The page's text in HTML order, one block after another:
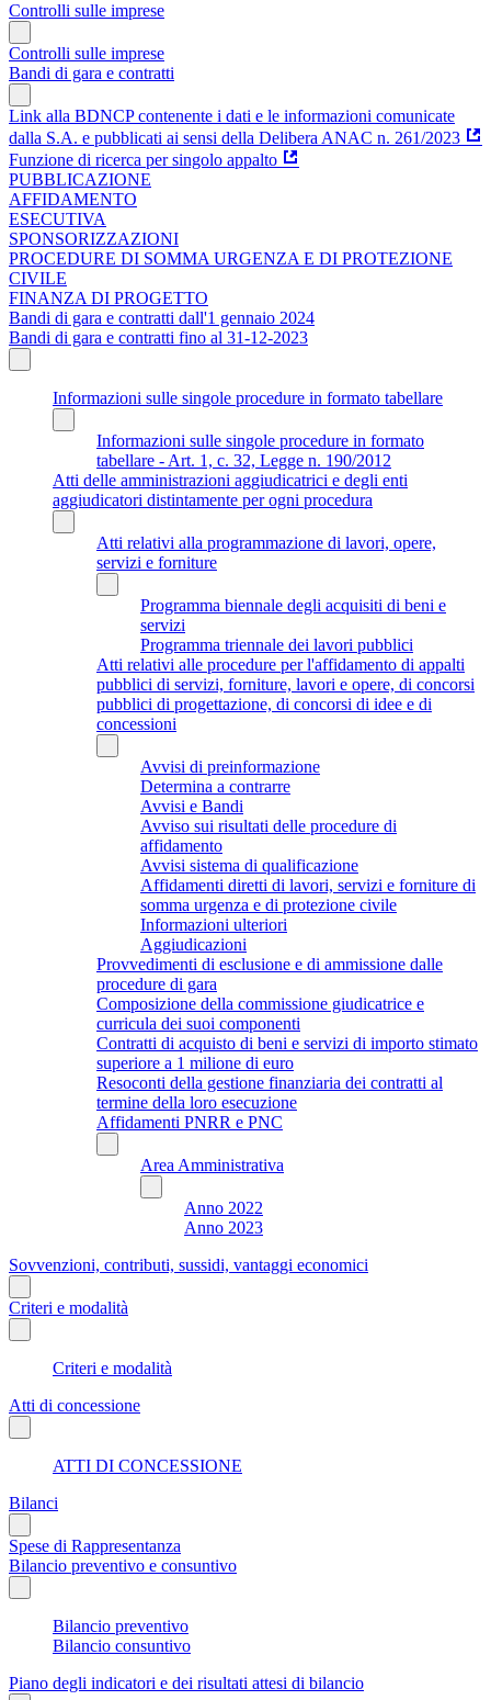
Controlli sulle imprese
Controlli sulle imprese
Bandi di gara e contratti
Link alla BDNCP contenente i dati e le informazioni comunicate
dalla S.A. e pubblicati ai sensi della Delibera ANAC n. 261/2023
Funzione di ricerca per singolo appalto
PUBBLICAZIONE
AFFIDAMENTO
ESECUTIVA
SPONSORIZZAZIONI
PROCEDURE DI SOMMA URGENZA E DI PROTEZIONE
CIVILE
FINANZA DI PROGETTO
Bandi di gara e contratti dall'1 gennaio 2024
Bandi di gara e contratti fino al 31-12-2023
Informazioni sulle singole procedure in formato tabellare
Informazioni sulle singole procedure in formato
tabellare - Art. 1, c. 32, Legge n. 190/2012
Atti delle amministrazioni aggiudicatrici e degli enti
aggiudicatori distintamente per ogni procedura
Atti relativi alla programmazione di lavori, opere,
servizi e forniture
Programma biennale degli acquisiti di beni e
servizi
Programma triennale dei lavori pubblici
Atti relativi alle procedure per l'affidamento di appalti
pubblici di servizi, forniture, lavori e opere, di concorsi
pubblici di progettazione, di concorsi di idee e di
concessioni
Avvisi di preinformazione
Determina a contrarre
Avvisi e Bandi
Avviso sui risultati delle procedure di
affidamento
Avvisi sistema di qualificazione
Affidamenti diretti di lavori, servizi e forniture di
somma urgenza e di protezione civile
Informazioni ulteriori
Aggiudicazioni
Provvedimenti di esclusione e di ammissione dalle
procedure di gara
Composizione della commissione giudicatrice e
curricula dei suoi componenti
Contratti di acquisto di beni e servizi di importo stimato
superiore a 1 milione di euro
Resoconti della gestione finanziaria dei contratti al
termine della loro esecuzione
Affidamenti PNRR e PNC
Area Amministrativa
Anno 2022
Anno 2023
Sovvenzioni, contributi, sussidi, vantaggi economici
Criteri e modalità
Criteri e modalità
Atti di concessione
ATTI DI CONCESSIONE
Bilanci
Spese di Rappresentanza
Bilancio preventivo e consuntivo
Bilancio preventivo
Bilancio consuntivo
Piano degli indicatori e dei risultati attesi di bilancio